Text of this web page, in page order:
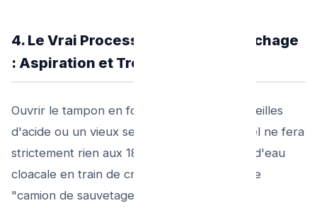
4. Le Vrai Processus Pro de Débouchage
: Aspiration et Trombe Curatrice
Ouvrir le tampon en force pour jeter 3 bouteilles
d'acide ou un vieux serpent fil de fer manuel ne fera
strictement rien aux 180 Litres de boues et d'eau
cloacale en train de croupir ! Comment votre
"camion de sauvetage" Plombier Urgence